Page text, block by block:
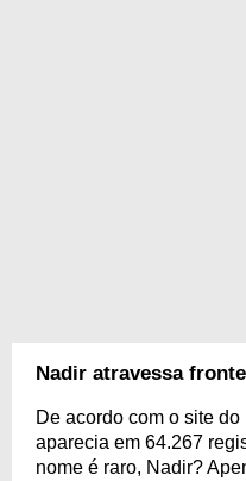
Nadir atravessa
De acordo com o site
aparecia em 64.267
nome é raro, Nadir?